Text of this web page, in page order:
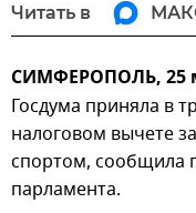
Читать в
СИМФЕРОПОЛЬ, 25
Госдума приняла в
налоговом вычете
спортом, сообщила
парламента.